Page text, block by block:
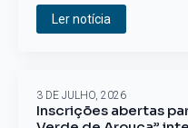
Ler notícia
Inscrições abertas
3 DE JULHO, 2026